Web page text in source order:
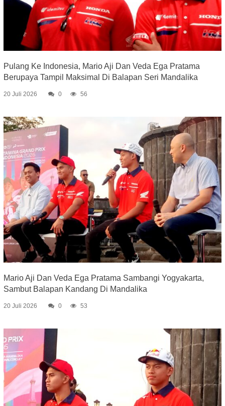
Pulang Ke Indonesia, Mario Aji Dan Veda Ega Pratama
Berupaya Tampil Maksimal Di Balapan Seri Mandalika
20 Juli 2026 0 56
Mario Aji Dan Veda Ega Pratama Sambangi Yogyakarta,
Sambut Balapan Kandang Di Mandalika
20 Juli 2026 0 53